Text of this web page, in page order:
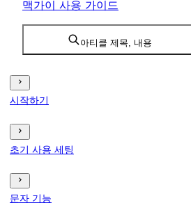
맥가이 사용 가이드
아티클 제목, 내용
시작하기
초기 사용 세팅
문자 기능